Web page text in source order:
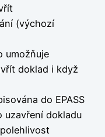
(výchozí
umožňuje
doklad i když
do EPASS
uzavření dokladu